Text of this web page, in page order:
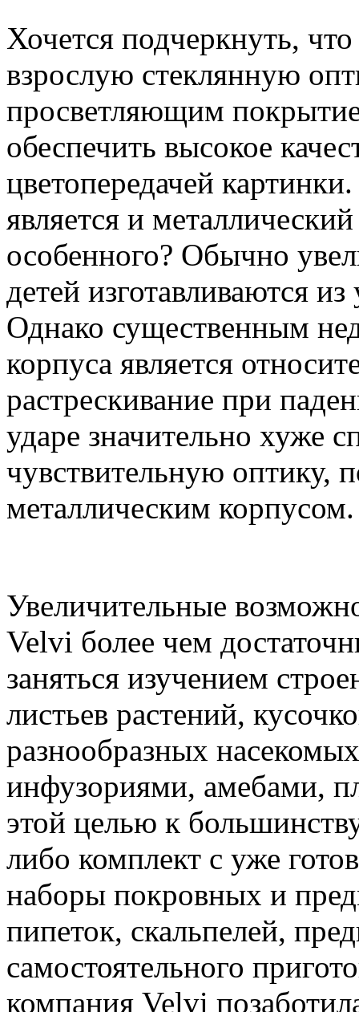
Хочется подчеркнуть,
взрослую стеклянную
просветляющим
обеспечить высокое
цветопередачей
является и
особенного? Обычно
детей изготавливаются
Однако существенным
корпуса является
растрескивание при
ударе значительно хуже
чувствительную оптику,
металлическим корпусом.
Увеличительные
Velvi более чем
заняться изучением
листьев растений,
разнообразных
инфузориями, амебами,
этой целью к
либо комплект с уже
наборы покровных и
пипеток, скальпелей,
самостоятельного
компания Velvi